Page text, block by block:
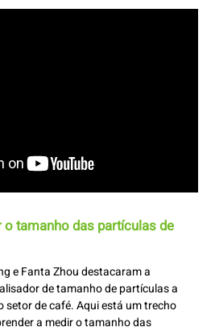
tamanho das partículas de
e Fanta Zhou destacaram a
de tamanho de partículas a
setor de café. Aqui está um trecho
a medir o tamanho das